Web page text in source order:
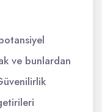
ve bunlardan